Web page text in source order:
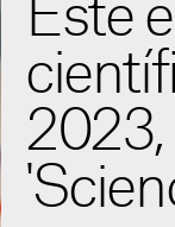
Este
2023,